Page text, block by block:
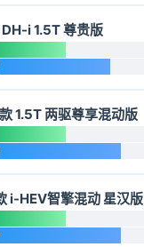
i 1.5T 尊贵版
1.5T 两驱尊享混动版
i-HEV智擎混动 星汉版